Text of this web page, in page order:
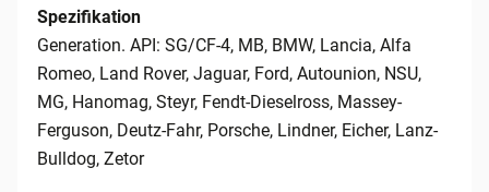
Spezifikation
Generation. API: SG/CF-4, MB, BMW, Lancia, Alfa
Romeo, Land Rover, Jaguar, Ford, Autounion, NSU,
MG, Hanomag, Steyr, Fendt-Dieselross, Massey-
Ferguson, Deutz-Fahr, Porsche, Lindner, Eicher, Lanz-
Bulldog, Zetor